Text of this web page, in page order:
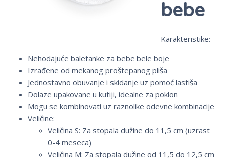
bebe
Karakteristike:
Nehodajuće baletanke za bebe bele boje
Izrađene od mekanog proštepanog pliša
Jednostavno obuvanje i skidanje uz pomoć lastiša
Dolaze upakovane u kutiji, idealne za poklon
Mogu se kombinovati uz raznolike odevne kombinacije
Veličine:
Veličina S: Za stopala dužine do 11,5 cm (uzrast
0-4 meseca)
Veličina M: Za stopala dužine od 11,5 do 12,5 cm